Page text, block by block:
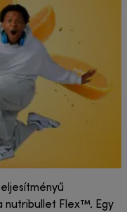
nutribullet Flex™. Egy